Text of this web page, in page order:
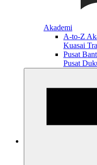
Akademi
A-to-Z
Kuasai
Pusat
Pusat